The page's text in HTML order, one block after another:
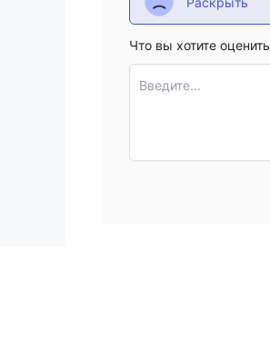
Что вы хотите оценить
Введите...